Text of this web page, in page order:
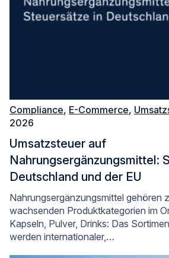
Compliance, E-Commerce,
2026
Umsatzsteuer auf
Nahrungsergänzungsmittel:
Deutschland und der EU
Nahrungsergänzungsmittel gehören
wachsenden Produktkategorien im
Kapseln, Pulver, Drinks: Das
werden internationaler,…